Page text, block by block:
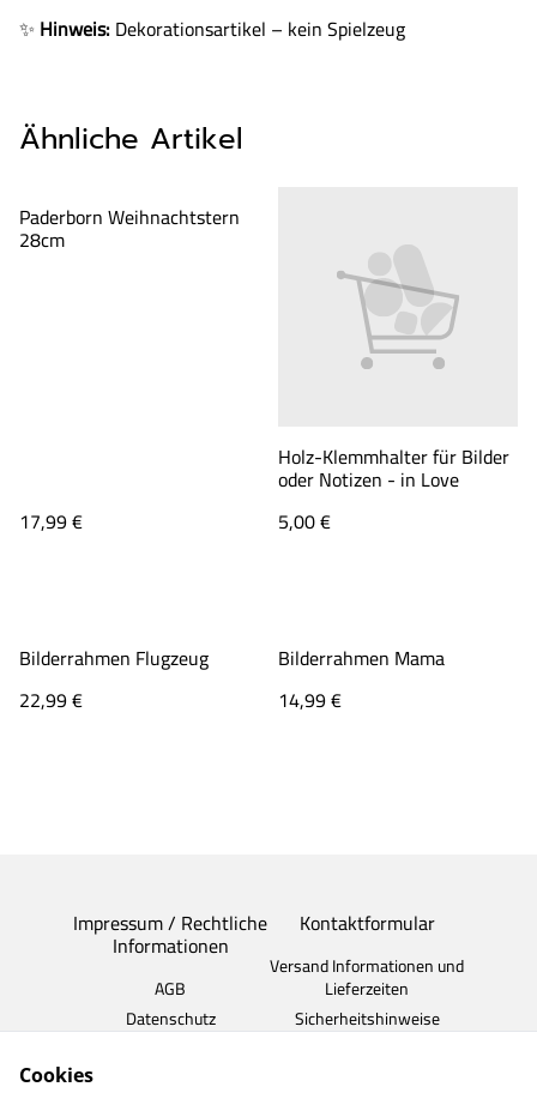
✨ Hinweis:Dekorationsartikel – kein Spielzeug
Ähnliche Artikel
Paderborn Weihnachtstern
28cm
17,99 €
Holz-Klemmhalter für Bilder
oder Notizen - in Love
5,00 €
Bilderrahmen Flugzeug
22,99 €
Bilderrahmen Mama
14,99 €
Impressum / Rechtliche
Informationen
AGB
Datenschutz
Kontaktformular
Versand Informationen und
Lieferzeiten
Sicherheitshinweise
Cookies